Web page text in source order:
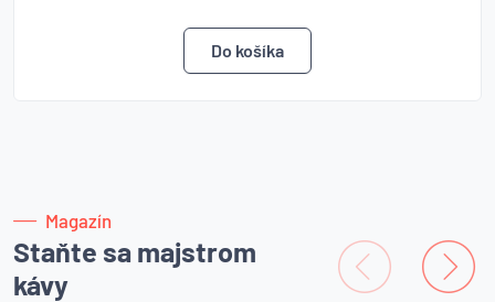
Magazín
Staňte sa majstrom
kávy